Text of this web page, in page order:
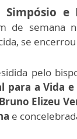
Simpósio e
de semana
se
pelo
para a Vida
Elizeu
e